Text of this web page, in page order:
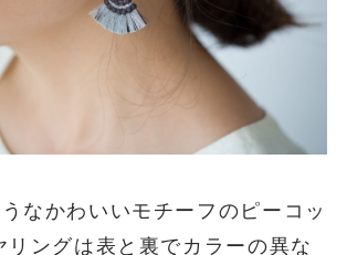
なかわいいモチーフのピーコッ
リングは表と裏でカラーの異な